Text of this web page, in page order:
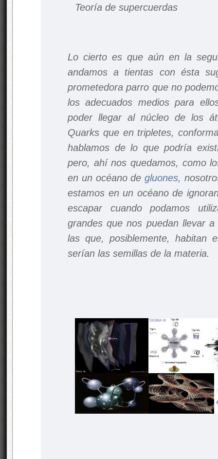
Lo cierto es que aún en la
andamos a tientas con ésta
prometedora parro que no
los adecuados medios para
poder llegar al núcleo de los
Quarks que en tripletes,
hablamos de lo que podría
pero, ahí nos quedamos, como
en un océano degluones,
estamos en un océano de
escapar cuando podamos
grandes que nos puedan llevar
las que, posiblemente, habitan
serían las semillas de la materia.